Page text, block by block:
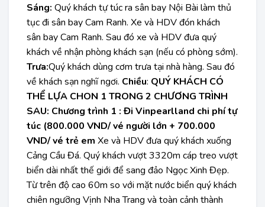
Sáng: Quý khách tự túc ra sân bay Nội Bài làm thủ
tục đi sân bay Cam Ranh. Xe và HDV đón khách
sân bay Cam Ranh. Sau đó xe và HDV đưa quý
khách về nhận phòng khách sạn (nếu có phòng sớm).
Trưa:Quý khách dùng cơm trưa tại nhà hàng. Sau đó
về khách sạn nghĩ ngơi. Chiều: QUÝ KHÁCH CÓ
THỂ LỰA CHON 1 TRONG 2 CHƯƠNG TRÌNH
SAU: Chương trình 1 : Đi Vinpearlland chi phí tự
túc (800.000 VND/ vé người lớn + 700.000
VND/ vé trẻ em Xe và HDV đưa quý khách xuống
Cảng Cầu Đá. Quý khách vượt 3320m cáp treo vượt
biển dài nhất thế giới để sang đảo Ngọc Xinh Đẹp.
Từ trên độ cao 60m so với mặt nước biển quý khách
chiên ngưỡng Vịnh Nha Trang và toàn cảnh thành